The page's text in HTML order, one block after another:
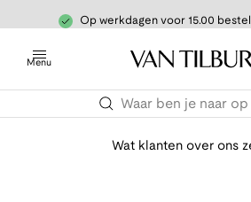
Op werkdagen voor 15.00
Menu
Wat klanten over ons